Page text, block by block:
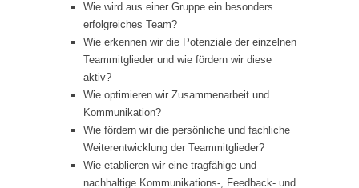
Wie wird aus einer Gruppe ein besonders
erfolgreiches Team?
Wie erkennen wir die Potenziale der einzelnen
Teammitglieder und wie fördern wir diese
aktiv?
Wie optimieren wir Zusammenarbeit und
Kommunikation?
Wie fördern wir die persönliche und fachliche
Weiterentwicklung der Teammitglieder?
Wie etablieren wir eine tragfähige und
nachhaltige Kommunikations-, Feedback- und